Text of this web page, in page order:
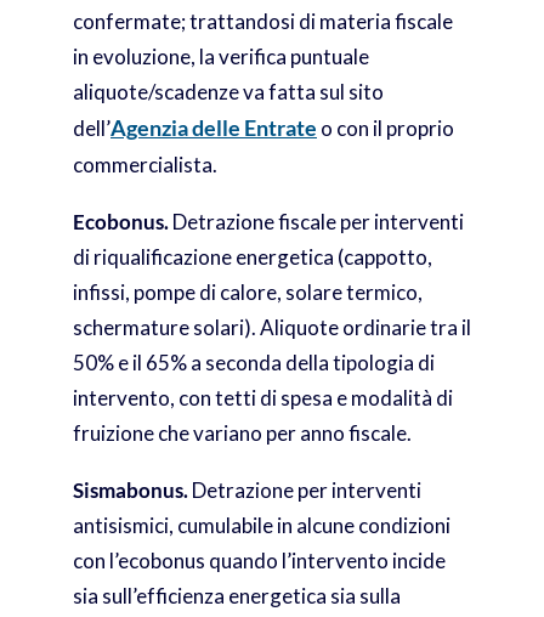
confermate; trattandosi di materia fiscale
in evoluzione, la verifica puntuale
aliquote/scadenze va fatta sul sito
dell’Agenzia delle Entrate o con il proprio
commercialista.
Ecobonus.Detrazione fiscale per interventi
di riqualificazione energetica (cappotto,
infissi, pompe di calore, solare termico,
schermature solari). Aliquote ordinarie tra il
50% e il 65% a seconda della tipologia di
intervento, con tetti di spesa e modalità di
fruizione che variano per anno fiscale.
Sismabonus.Detrazione per interventi
antisismici, cumulabile in alcune condizioni
con l’ecobonus quando l’intervento incide
sia sull’efficienza energetica sia sulla